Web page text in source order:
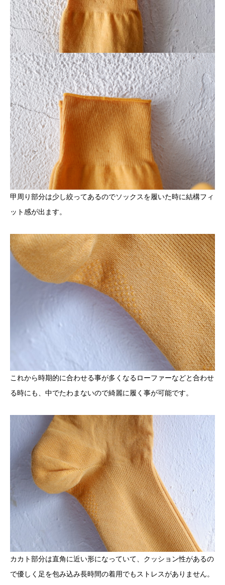
甲周り部分は少し絞ってあるのでソックスを履いた時に結構フィ
ット感が出ます。
これから時期的に合わせる事が多くなるローファーなどと合わせ
る時にも、中でたわまないので綺麗に履く事が可能です。
カカト部分は直角に近い形になっていて、クッション性があるの
で優しく足を包み込み長時間の着用でもストレスがありません。